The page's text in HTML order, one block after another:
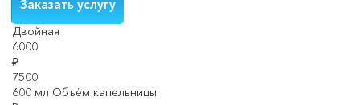
Заказать услугу
Двойная
6000
₽
7500
600 мл Объём капельницы